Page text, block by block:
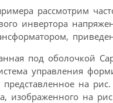
рассмотрим
инвертора
под оболочкой
управления
на
изображенного на